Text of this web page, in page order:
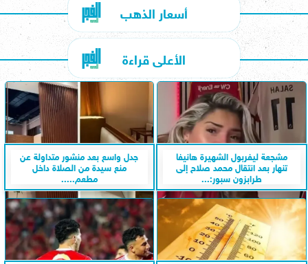
أسعار الذهب
الأعلى قراءة
مشجعة ليفربول الشهيرة هانيفا
تنهار بعد انتقال محمد صلاح إلى
طرابزون سبور:...
جدل واسع بعد منشور متداولة عن
منع سيدة من الصلاة داخل
مطعم.....